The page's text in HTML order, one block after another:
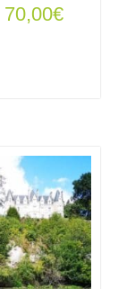
70,00€